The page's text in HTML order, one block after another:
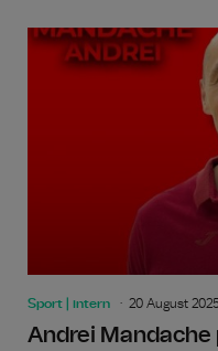
Sport | intern 20 August
Andrei Mandache